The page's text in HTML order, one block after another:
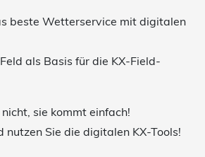
beste Wetterservice mit digitalen
Basis für die KX-Field-
sie kommt einfach!
nutzen Sie die digitalen KX-Tools!